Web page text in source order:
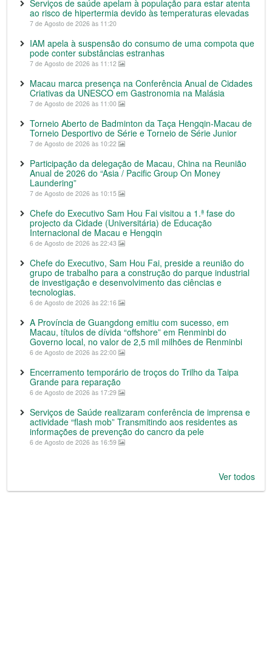
Serviços de saúde apelam à população para estar atenta
ao risco de hipertermia devido às temperaturas elevadas
7 de Agosto de 2026 às 11:20
IAM apela à suspensão do consumo de uma compota que
pode conter substâncias estranhas
7 de Agosto de 2026 às 11:12
Macau marca presença na Conferência Anual de Cidades
Criativas da UNESCO em Gastronomia na Malásia
7 de Agosto de 2026 às 11:00
Torneio Aberto de Badminton da Taça Hengqin-Macau de
Torneio Desportivo de Série e Torneio de Série Junior
7 de Agosto de 2026 às 10:22
Participação da delegação de Macau, China na Reunião
Anual de 2026 do “Asia / Pacific Group On Money
Laundering”
7 de Agosto de 2026 às 10:15
Chefe do Executivo Sam Hou Fai visitou a 1.ª fase do
projecto da Cidade (Universitária) de Educação
Internacional de Macau e Hengqin
6 de Agosto de 2026 às 22:43
Chefe do Executivo, Sam Hou Fai, preside a reunião do
grupo de trabalho para a construção do parque industrial
de investigação e desenvolvimento das ciências e
tecnologias.
6 de Agosto de 2026 às 22:16
A Província de Guangdong emitiu com sucesso, em
Macau, títulos de dívida “offshore” em Renminbi do
Governo local, no valor de 2,5 mil milhões de Renminbi
6 de Agosto de 2026 às 22:00
Encerramento temporário de troços do Trilho da Taipa
Grande para reparação
6 de Agosto de 2026 às 17:29
Serviços de Saúde realizaram conferência de imprensa e
actividade “flash mob” Transmitindo aos residentes as
informações de prevenção do cancro da pele
6 de Agosto de 2026 às 16:59
Ver todos